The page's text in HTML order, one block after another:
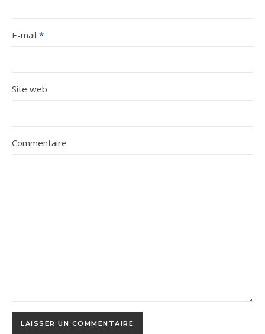
E-mail *
Site web
Commentaire